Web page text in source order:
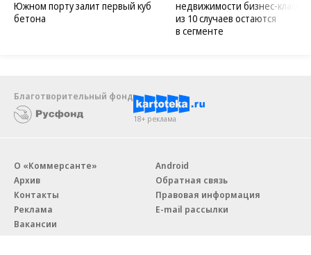
Южном порту залит первый куб
бетона
недвижимости бизнес-класса
из 10 случаев остаются
в сегменте
Благотворительный фонд
18+ реклама
О «Коммерсанте»
Архив
Контакты
Реклама
Вакансии
Android
Обратная связь
Правовая информация
E-mail рассылки